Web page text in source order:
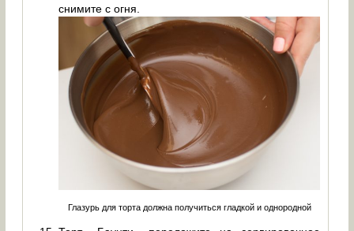
снимите с огня.
Глазурь для торта должна получиться гладкой и однородной